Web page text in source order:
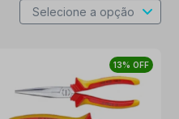
13% OFF